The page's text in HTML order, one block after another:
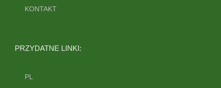
KONTAKT
PRZYDATNE LINKI:
PL